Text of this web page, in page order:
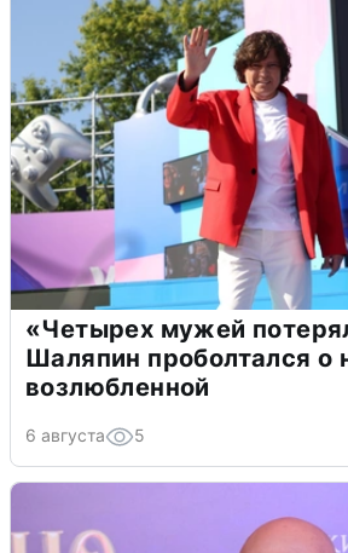
«Четырех мужей
Шаляпин проболтался о
возлюбленной
6 августа 5